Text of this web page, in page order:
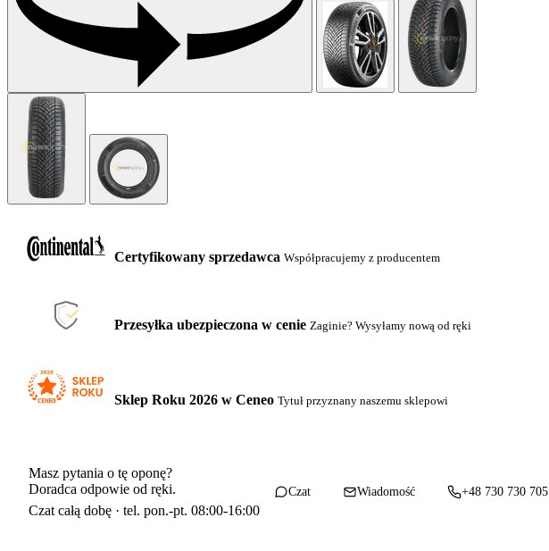
Certyfikowany sprzedawca Współpracujemy z producentem
Przesyłka ubezpieczona w cenie Zaginie? Wysyłamy nową od ręki
Sklep Roku 2026 w Ceneo Tytuł przyznany naszemu sklepowi
Masz pytania o tę oponę?
Doradca odpowie od ręki.
Czat całą dobę · tel. pon.-pt. 08:00-16:00
Czat Wiadomość +48 730 730 705